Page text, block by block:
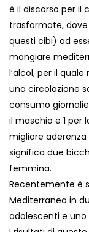
è il discorso per il
trasformate,
questi cibi) ad
mangiare
l’alcol, per il
una circolazione
consumo
il maschio e 1 per
migliore
significa due
femmina.
Recentemente è
Mediterranea in
adolescenti e uno